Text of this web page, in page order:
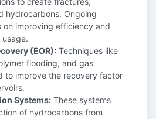
hydrocarbons. Ongoing
on improving efficiency and
(EOR): Techniques like
flooding, and gas
to improve the recovery factor
Systems: These systems
of hydrocarbons from